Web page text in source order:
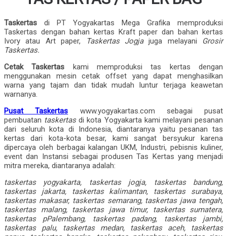
Taskertas di PT Yogyakartas Mega Grafika memproduksi
Taskertas dengan bahan kertas Kraft paper dan bahan kertas
Ivory atau Art paper,
Taskertas Jogjajuga melayani
Grosir
Taskertas.
Cetak Taskertas kami memproduksi tas kertas dengan
menggunakan mesin cetak offset yang dapat menghasilkan
warna yang tajam dan tidak mudah luntur terjaga keawetan
warnanya.
Pusat Taskertas
www.yogyakartas.com sebagai pusat
pembuatan taskertasdi kota Yogyakarta kami melayani pesanan
dari seluruh kota di Indonesia, diantaranya yaitu pesanan tas
kertas dari kota-kota besar, kami sangat bersyukur karena
dipercaya oleh berbagai kalangan UKM, Industri, pebisnis kuliner,
event dan Instansi sebagai produsen Tas Kertas yang menjadi
mitra mereka, diantaranya adalah:
taskertas yogyakarta, taskertas jogja, taskertas bandung,
taskertas jakarta, taskertas kalimantan, taskertas surabaya,
taskertas makasar, taskertas semarang, taskertas jawa tengah,
taskertas malang, taskertas jawa timur, taskertas sumatera,
taskertas pPalembang, taskertas padang, taskertas jambi,
taskertas palu, taskertas medan, taskertas aceh, taskertas